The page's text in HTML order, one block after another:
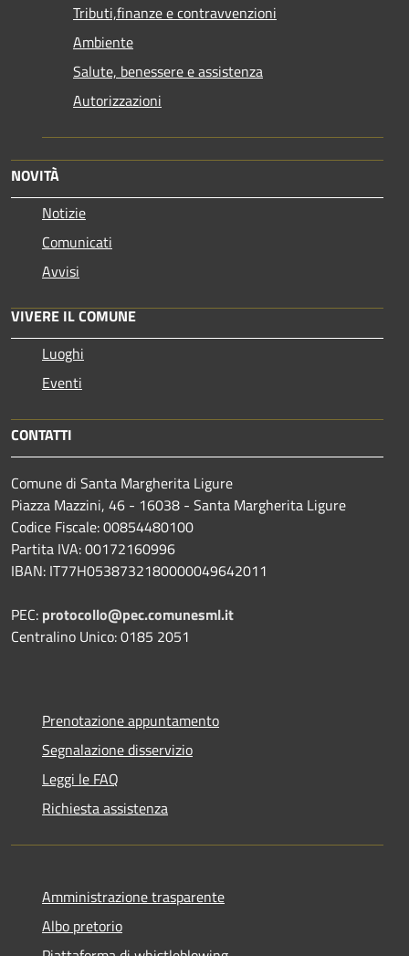
Tributi,finanze e contravvenzioni
Ambiente
Salute, benessere e assistenza
Autorizzazioni
NOVITÀ
Notizie
Comunicati
Avvisi
VIVERE IL COMUNE
Luoghi
Eventi
CONTATTI
Comune di Santa Margherita Ligure
Piazza Mazzini, 46 - 16038 - Santa Margherita Ligure
Codice Fiscale: 00854480100
Partita IVA: 00172160996
IBAN: IT77H0538732180000049642011
PEC: protocollo@pec.comunesml.it
Centralino Unico: 0185 2051
Prenotazione appuntamento
Segnalazione disservizio
Leggi le FAQ
Richiesta assistenza
Amministrazione trasparente
Albo pretorio